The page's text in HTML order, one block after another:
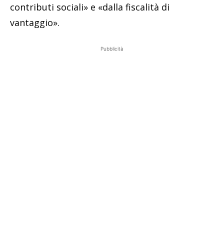
contributi sociali» e «dalla fiscalità di
vantaggio».
Pubblicità